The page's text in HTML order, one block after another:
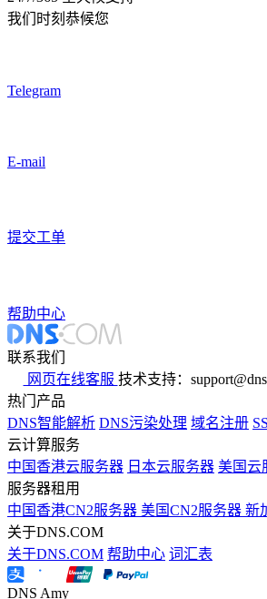
我们时刻恭候您
Telegram
E-mail
提交工单
帮助中心
联系我们
网页在线客服 技术支持：
热门产品
DNS智能解析 DNS污染处理 域名注册
云计算服务
中国香港云服务器 日本云服务器 美国云
服务器租用
中国香港CN2服务器 美国CN2服务器 新
关于DNS.COM
关于DNS.COM 帮助中心 词汇表
DNS Amy